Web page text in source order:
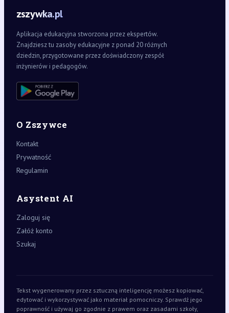
zszywka.pl
Aplikacja edukacyjna stworzona przez ekspertów.
Znajdziesz tu zasoby edukacyjne z ponad 20 różnych
dziedzin, przygotowane przez doświadczony zespół
inżynierów i pedagogów.
O Zszywce
Kontakt
Prywatność
Regulamin
Asystent AI
Zaloguj się
Załóż konto
Szukaj
Tekst wygenerowany przez sztuczną inteligencję możesz kopiować,
edytować i wykorzystywać jako materiał pomocniczy. Sprawdź jego
poprawność i używaj go zgodnie z prawem oraz zasadami szkoły,